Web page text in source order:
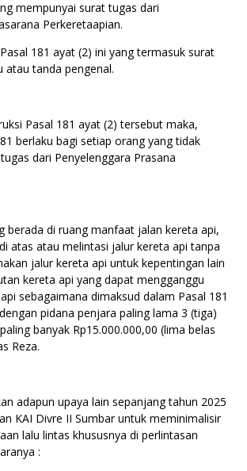
mempunyai surat tugas dari
Perkeretaapian.
181 ayat (2) ini yang termasuk surat
atau tanda pengenal.
Pasal 181 ayat (2) tersebut maka,
berlaku bagi setiap orang yang tidak
dari Penyelenggara Prasana
berada di ruang manfaat jalan kereta api,
atas atau melintasi jalur kereta api tanpa
jalur kereta api untuk kepentingan lain
kereta api yang dapat mengganggu
sebagaimana dimaksud dalam Pasal 181
pidana penjara paling lama 3 (tiga)
banyak Rp15.000.000,00 (lima belas
Reza.
adapun upaya lain sepanjang tahun 2025
KAI Divre II Sumbar untuk meminimalisir
lalu lintas khususnya di perlintasan
: